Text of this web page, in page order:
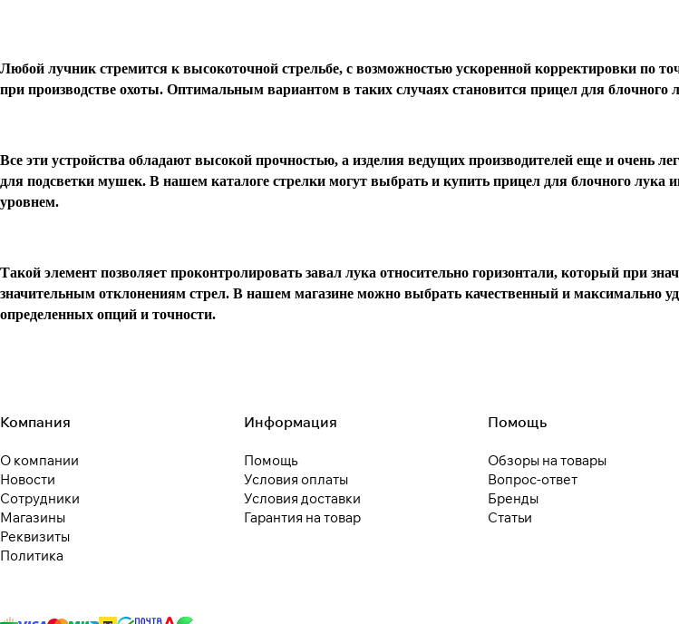
Любой лучник стремится к высокоточной стрельбе, с возможностью ускоренной корректировки по
при производстве охоты. Оптимальным вариантом в таких случаях становится прицел для
Все эти устройства обладают высокой прочностью, а изделия ведущих производителей еще и
для подсветки мушек. В нашем каталоге стрелки могут выбрать и купить прицел для блочного
уровнем.
Такой элемент позволяет проконтролировать завал лука относительно горизонтали, который при
значительным отклонениям стрел. В нашем магазине можно выбрать качественный и максимально
определенных опций и точности.
Получайте товарвыбранный
Оставшиеся75% будут
с вашей картыпо25%каждые
8 800 302-02-
Компания
О компании
Новости
Сотрудники
Магазины
Реквизиты
Политика
Информация
Помощь
Условия оплаты
Условия доставки
Гарантия на товар
Помощь
Обзоры на товары
Вопрос-ответ
Бренды
Статьи